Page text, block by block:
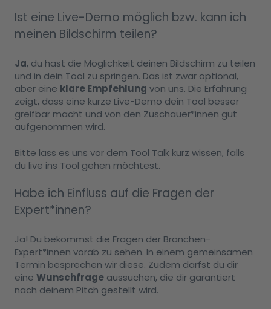
Ist eine Live-Demo möglich bzw. kann ich
meinen Bildschirm teilen?
Ja, du hast die Möglichkeit deinen Bildschirm zu teilen
und in dein Tool zu springen. Das ist zwar optional,
aber eine klare Empfehlung von uns. Die Erfahrung
zeigt, dass eine kurze Live-Demo dein Tool besser
greifbar macht und von den Zuschauer*innen gut
aufgenommen wird.
Bitte lass es uns vor dem Tool Talk kurz wissen, falls
du live ins Tool gehen möchtest.
Habe ich Einfluss auf die Fragen der
Expert*innen?
Ja! Du bekommst die Fragen der Branchen-
Expert*innen vorab zu sehen. In einem gemeinsamen
Termin besprechen wir diese. Zudem darfst du dir
eine Wunschfrage aussuchen, die dir garantiert
nach deinem Pitch gestellt wird.